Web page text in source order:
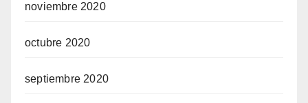
noviembre 2020
octubre 2020
septiembre 2020